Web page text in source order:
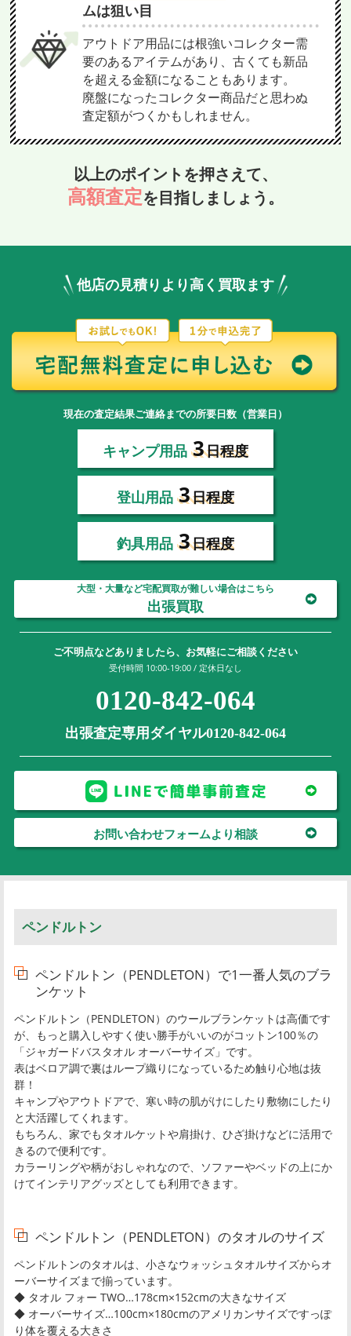
ムは狙い目
アウトドア用品には根強いコレクター需
要のあるアイテムがあり、古くても新品
を超える金額になることもあります。
廃盤になったコレクター商品だと思わぬ
査定額がつくかもしれません。
以上のポイントを押さえて、
高額査定を目指しましょう。
他店の見積りより高く買取ます
現在の査定結果ご連絡までの所要日数（営業日）
キャンプ用品 3日程度
登山用品 3日程度
釣具用品 3日程度
大型・大量など宅配買取が難しい場合はこちら
出張買取
ご不明点などありましたら、お気軽にご相談ください
受付時間 10:00-19:00 / 定休日なし
0120-842-064
出張査定専用ダイヤル0120-842-064
お問い合わせフォームより相談
ペンドルトン
ペンドルトン（PENDLETON）で1一番人気のブラ
ンケット
ペンドルトン（PENDLETON）のウールブランケットは高価です
が、もっと購入しやすく使い勝手がいいのがコットン100％の
「ジャガードバスタオル オーバーサイズ」です。
表はベロア調で裏はループ織りになっているため触り心地は抜
群！
キャンプやアウトドアで、寒い時の肌がけにしたり敷物にしたり
と大活躍してくれます。
もちろん、家でもタオルケットや肩掛け、ひざ掛けなどに活用で
きるので便利です。
カラーリングや柄がおしゃれなので、ソファーやベッドの上にか
けてインテリアグッズとしても利用できます。
ペンドルトン（PENDLETON）のタオルのサイズ
ペンドルトンのタオルは、小さなウォッシュタオルサイズからオ
ーバーサイズまで揃っています。
◆ タオル フォー TWO…178cm×152cmの大きなサイズ
◆ オーバーサイズ…100cm×180cmのアメリカンサイズですっぽ
り体を覆える大きさ